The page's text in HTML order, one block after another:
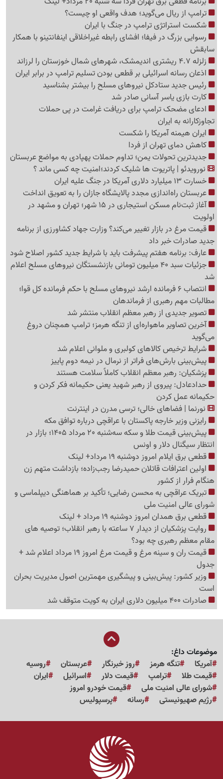
ترامپ از ریال می‌گوید؛ هدف واقعی او چیست؟
شکست استراتژی ترامپ در جنگ با ایران
رسوایی بزرگ در فیفا؛ افشای رابطه غیراخلاقی اینفانتینو با همکار
سابقش
زلزله 4.7 ریشتری اندیمشک، شهرهای شمال خوزستان را لرزاند
اذعان رسانه اسرائیلی بر قطعی بودن تسلیم ترامپ در برابر ایران
رئیس جدید ستادکل نیروهای مسلح را بیشتر بشناسید
کارت بازی یاسر آسانی صادر شد
ادعای مضحک ترامپ برای دریافت غرامت در پی حملات
تجاوزکارانه به ایران
ایران هیمنه آمریکا را شکست
کاهش دمای تهران از فردا
جدیدترین تحولات یمن؛ تداوم حملات پهپادی به مواضع عربستان
نورویدئو | پاتریوت ها شلیک کردند؛امنیت چه کسی ماند ؟
خسارت 13 میلیارد دلاری آمریکا در جنگ علیه ایران
عربستان راه‌اندازی مجدد پالایشگاه جازان را به تعویق انداخت
آغاز ثبت‌نام مسکن استیجاری در 15 شهر؛ تهران و مشهد در
اولویت
قیمت مرغ در بازار تغییر می‌کند؟ وزارت جهاد کشاورزی از برنامه
جدید صادرات خبر داد
عارف: برنامه هفتم پیشرفت باید با شرایط جدید کشور اصلاح شود
جزئیات سبد 40 میلیون تومانی بازنشستگان نیروهای مسلح اعلام
شد
انتصاب 6 فرمانده ارشد نیروهای مسلح با حکم فرمانده کل قوا؛
مطالبات مهم رهبری از فرماندهان
تصویر جدیدی از رهبر معظم انقلاب منتشر شد
آخرین تصاویر ماهواره‌ای از تنگه‌ هرمز؛ ترامپ همچنان دروغ
می‌گوید
شرایط ترخیص کالاهای کولبری و ملوانی اعلام شد
پیش‌بینی بارش‌های فراتر از نرمال در نیمه دوم پاییز
پزشکیان: رهبر معظم انقلاب کاملاً سلامت هستند
حدادعادل: پیروی از رهبر شهید یعنی حکیمانه فکر کردن و
حکیمانه عمل کردن
نورنما | فضاهای خالی؛ ترسی مدرن در اینترنت
رایزنی وزیر خارجه پاکستان با عراقچی درباره توافق مکه
پیش‌بینی قیمت طلا و سکه سه‌شنبه 20 مرداد 1405؛ بازار در
انتظار سیگنال دلار و اونس
قطعی برق ایلام امروز دوشنبه 19 مرداد+ لینک
اولین اعترافات قاتلان حمیدرضا رجب‌زاده؛ بازداشت متهم زن
هنگام فرار از کشور
تبریک عراقچی به محسن رضایی؛ تأکید بر هماهنگی دیپلماسی و
شورای عالی امنیت ملی
قطعی برق همدان امروز دوشنبه 19 مرداد + لینک
روایت پزشکیان از دیدار 7 ساعته با رهبر انقلاب؛ توصیه های
مقام معظم رهبری چه بود؟
قیمت ران و سینه مرغ و قیمت مرغ امروز 19 مرداد اعلام شد +
جدول
وزیر کشور: پیش‌بینی و پیشگیری مهمترین اصول مدیریت بحران
است
صادرات 400 میلیون دلاری ایران به کویت متوقف شد
موضوعات داغ:
آمریکا
تنگه هرمز روز خبرنگار عربستان
روسیه
قیمت طلا
ترامپ قیمت دلار اسرائیل
ایران
شورای عالی امنیت ملی
قیمت خودرو امروز
رژیم صهیونیستی
رسانه پرسپولیس